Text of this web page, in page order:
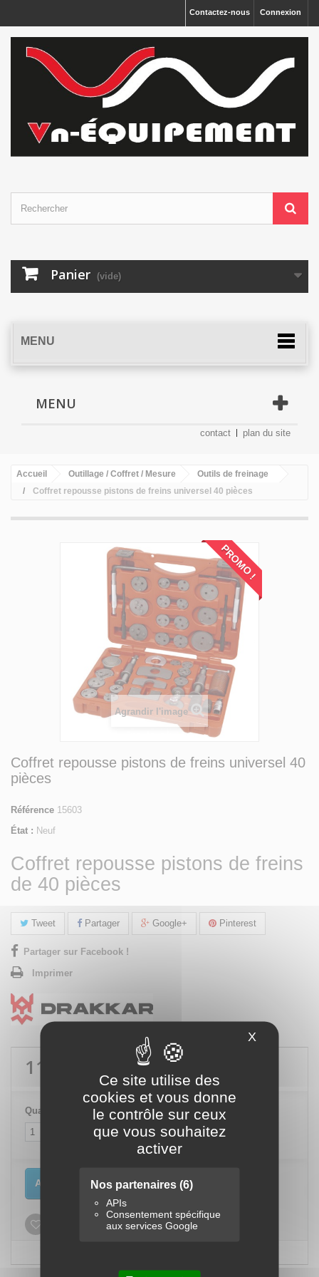
Ce site utilise des
cookies et vous donne
le contrôle sur ceux
que vous souhaitez
activer
Nos partenaires (6)
APIs
Consentement spécifique
aux services Google
X Masquer
Connexion
Contactez-nous
Panier (vide)
MENU
MENU
contact plan du site
Accueil Outillage / Coffret / Mesure
Outils de freinage
Coffret repousse pistons de freins universel 40 pièces
PROMO !
Agrandir l'image
Coffret repousse pistons de freins universel 40
pièces
Référence 15603
État : Neuf
Coffret repousse pistons de freins
de 40 pièces
Tweet Partager Google+ Pinterest
Partager sur Facebook !
Imprimer
111,00 € TTC
Quantité
Ajouter au panier
Ajouter à ma liste d'envies